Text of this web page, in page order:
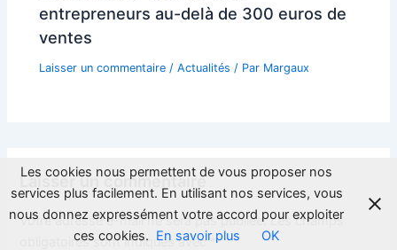
entrepreneurs au-delà de 300 euros de
ventes
Laisser un commentaire /Actualités / Par Margaux
Laisser un commentaire
Votre adresse e-mail ne sera pas publiée. Les champs
obligatoires sont indiqués avec *
Les cookies nous permettent de vous proposer nos
services plus facilement. En utilisant nos services, vous
nous donnez expressément votre accord pour exploiter
ces cookies. En savoir plus OK